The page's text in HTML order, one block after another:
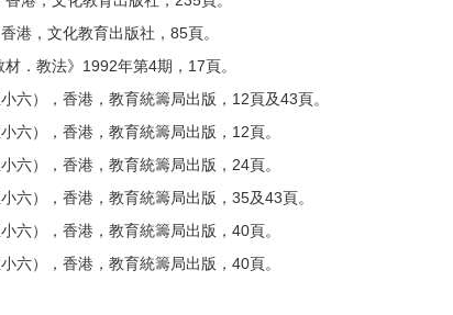
港，文化教育出版社，85頁。
．教法》1992年第4期，17頁。
六），香港，教育統籌局出版，12頁及43頁。
六），香港，教育統籌局出版，12頁。
六），香港，教育統籌局出版，24頁。
六），香港，教育統籌局出版，35及43頁。
六），香港，教育統籌局出版，40頁。
六），香港，教育統籌局出版，40頁。